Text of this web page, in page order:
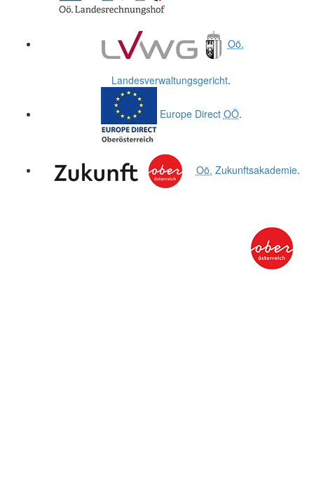
Oö.
Landesverwaltungsgericht.
Europe Direct OÖ.
Oö. Zukunftsakademie.